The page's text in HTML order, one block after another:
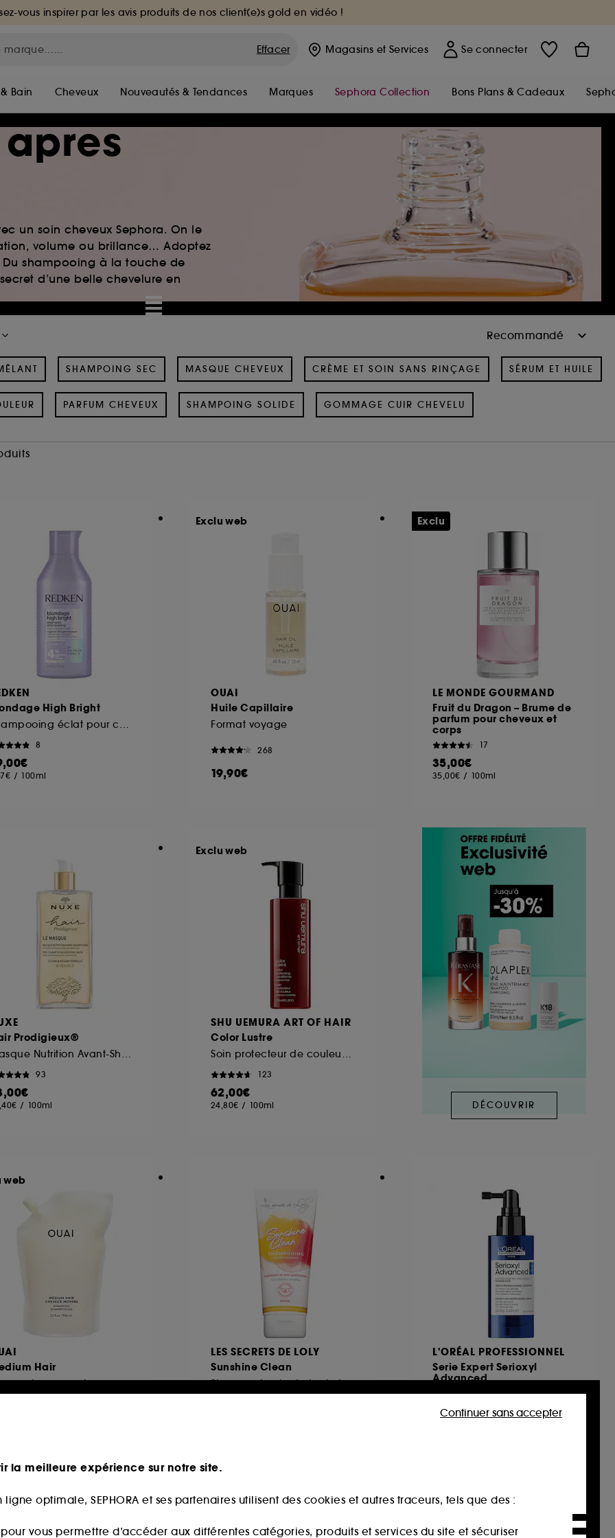
vous inspirer par les avis produits de nos client(e)s gold en vidéo !
Effacer Magasins et Services Se connecter
Bain Cheveux Nouveautés & Tendances Marques Sephora Collection Bons Plans & Cadeaux
un soin cheveux Sephora. On le
volume ou brillance… Adoptez
shampooing à la touche de
d’une belle chevelure en
SHAMPOING SEC MASQUE CHEVEUX CRÈME ET SOIN SANS RINÇAGE SÉRUM ET HUILE
PARFUM CHEVEUX SHAMPOING SOLIDE GOMMAGE CUIR CHEVELU
High Bright
8
/ 100ml
OUAI
Huile Capillaire
Format voyage
268
19,90€
Exclu web
LE MONDE GOURMAND
Fruit du Dragon – Brume de
parfum pour cheveux et
corps
17
35,00€
35,00€ / 100ml
Exclu
Prodigieux®
93
/ 100ml
SHU UEMURA ART OF HAIR
Color Lustre
123
62,00€
24,80€ / 100ml
Exclu web
DÉCOUVRIR
Hair
Shampoing pour cheveux moyens Recharge
web
LES SECRETS DE LOLY
Sunshine Clean
Shampooing hydratant et anti-pelliculaire
L'ORÉAL PROFESSIONNEL
Serie Expert Serioxyl
Advanced
Sérum professionnel Serioxyl densifiant
59,00€
la meilleure expérience sur notre site.
optimale, SEPHORA et ses partenaires utilisent des cookies et autres traceurs, tels que des :
pour vous permettre d’accéder aux différentes catégories, produits et services du site et sécuriser
Continuer sans accepter